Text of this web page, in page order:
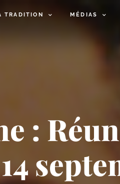
TRADITION MÉDIAS
: